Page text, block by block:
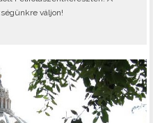
váljon!